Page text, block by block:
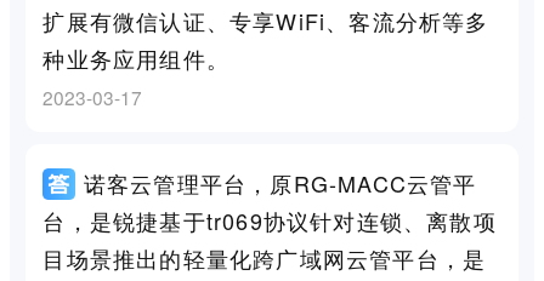
扩展有微信认证、专享WiFi、客流分析等多
种业务应用组件。
2023-03-17
诺客云管理平台，原RG-MACC云管平
台，是锐捷基于tr069协议针对连锁、离散项
目场景推出的轻量化跨广域网云管平台，是